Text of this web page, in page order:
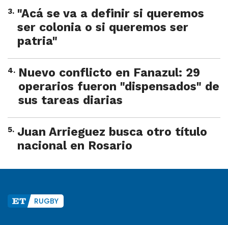
3. "Acá se va a definir si queremos
ser colonia o si queremos ser
patria"
4. Nuevo conflicto en Fanazul: 29
operarios fueron "dispensados" de
sus tareas diarias
5. Juan Arrieguez busca otro título
nacional en Rosario
RUGBY